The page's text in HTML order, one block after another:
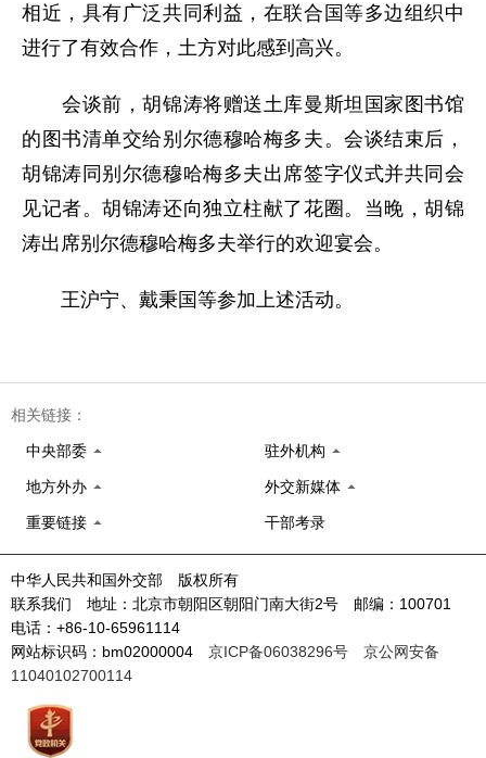
相近，具有广泛共同利益，在联合国等多边组织中
进行了有效合作，土方对此感到高兴。
会谈前，胡锦涛将赠送土库曼斯坦国家图书馆
的图书清单交给别尔德穆哈梅多夫。会谈结束后，
胡锦涛同别尔德穆哈梅多夫出席签字仪式并共同会
见记者。胡锦涛还向独立柱献了花圈。当晚，胡锦
涛出席别尔德穆哈梅多夫举行的欢迎宴会。
王沪宁、戴秉国等参加上述活动。
相关链接：
中央部委 驻外机构
地方外办 外交新媒体
重要链接 干部考录
中华人民共和国外交部 版权所有
联系我们 地址：北京市朝阳区朝阳门南大街2号 邮编：100701
电话：+86-10-65961114
网站标识码：bm02000004 京ICP备06038296号
京公网安备
11040102700114